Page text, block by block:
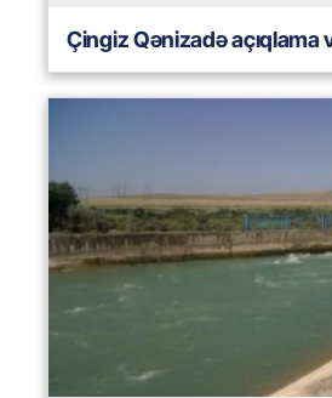
Çingiz Qənizadə açıqlama